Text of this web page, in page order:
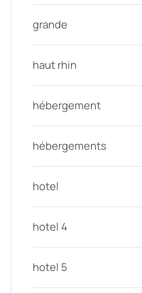
grande
haut rhin
hébergement
hébergements
hotel
hotel 4
hotel 5